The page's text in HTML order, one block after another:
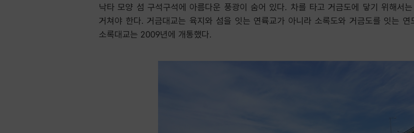
낙타 모양 섬 구석구석에 아름다운 풍광이 숨어 있다. 차를 타고 거금도에 닿기 위해서
거쳐야 한다. 거금대교는 육지와 섬을 잇는 연륙교가 아니라 소록도와 거금도를 잇는
소록대교는 2009년에 개통했다.